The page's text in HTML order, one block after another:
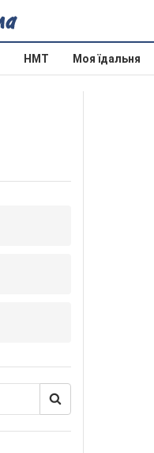
НМТ Моя їдальня